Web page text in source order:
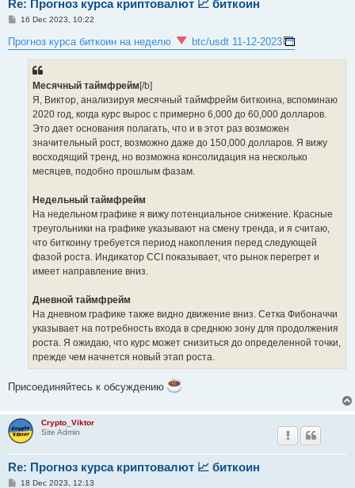
Re: Прогноз курса криптовалют 📈 биткоин
P
t
16 Dec 2023, 10:22
Прогноз курса биткоин на неделю btc/usdt 11-12-2023
Месячный таймфрейм [/b]
Я, Виктор, анализируя месячный таймфрейм биткоина, вспоминаю
2020 год, когда курс вырос с примерно 6,000 до 60,000 долларов.
Это дает основания полагать, что и в этот раз возможен
значительный рост, возможно даже до 150,000 долларов. Я вижу
восходящий тренд, но возможна консолидация на несколько
месяцев, подобно прошлым фазам.
Недельный таймфрейм
На недельном графике я вижу потенциальное снижение. Красные
треугольники на графике указывают на смену тренда, и я считаю,
что биткоину требуется период накопления перед следующей
фазой роста. Индикатор CCI показывает, что рынок перегрет и
имеет направление вниз.
Дневной таймфрейм
На дневном графике также видно движение вниз. Сетка Фибоначчи
указывает на потребность входа в среднюю зону для продолжения
роста. Я ожидаю, что курс может снизиться до определенной точки,
прежде чем начнется новый этап роста.
Присоединяйтесь к обсуждению
Crypto_Viktor
Site Admin
Re: Прогноз курса криптовалют 📈 биткоин
P18 Dec 2023, 12:13